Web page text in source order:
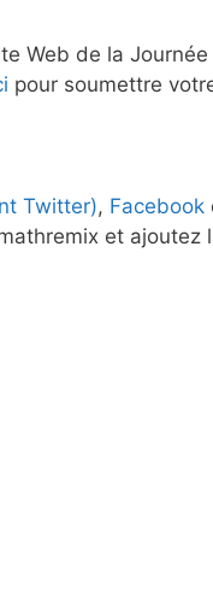
Web de la
pour soumettre
Twitter), Facebook
et